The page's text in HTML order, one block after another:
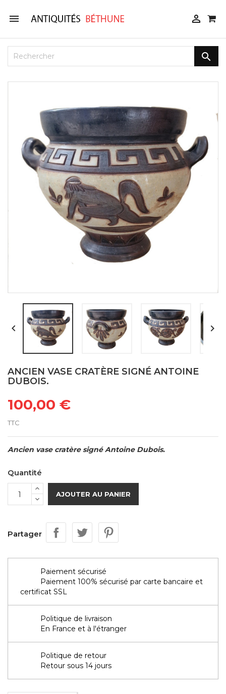
 

 
ANCIEN VASE CRATÈRE SIGNÉ ANTOINE
DUBOIS.
100,00 €
TTC
Ancien vase cratère signé Antoine Dubois.
Quantité
AJOUTER AU PANIER
Partager
Paiement sécurisé
Paiement 100% sécurisé par carte bancaire et
certificat SSL
Politique de livraison
En France et à l'étranger
Politique de retour
Retour sous 14 jours